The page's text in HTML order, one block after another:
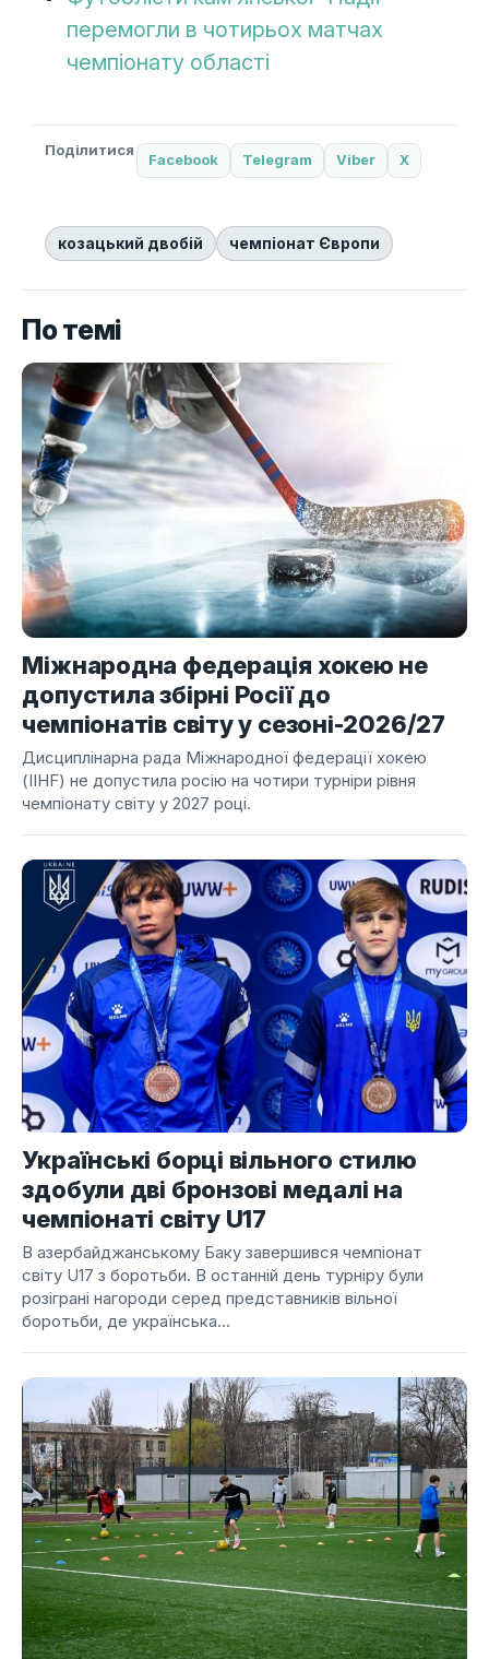
перемогли в чотирьох матчах
чемпіонату області
Поділитися
Facebook Telegram Viber X
козацький двобій чемпіонат Європи
По темі
Міжнародна федерація хокею не
допустила збірні Росії до
чемпіонатів світу у сезоні-2026/27
Дисциплінарна рада Міжнародної федерації хокею
(IIHF) не допустила росію на чотири турніри рівня
чемпіонату світу у 2027 році.
Українські борці вільного стилю
здобули дві бронзові медалі на
чемпіонаті світу U17
В азербайджанському Баку завершився чемпіонат
світу U17 з боротьби. В останній день турніру були
розіграні нагороди серед представників вільної
боротьби, де українська...